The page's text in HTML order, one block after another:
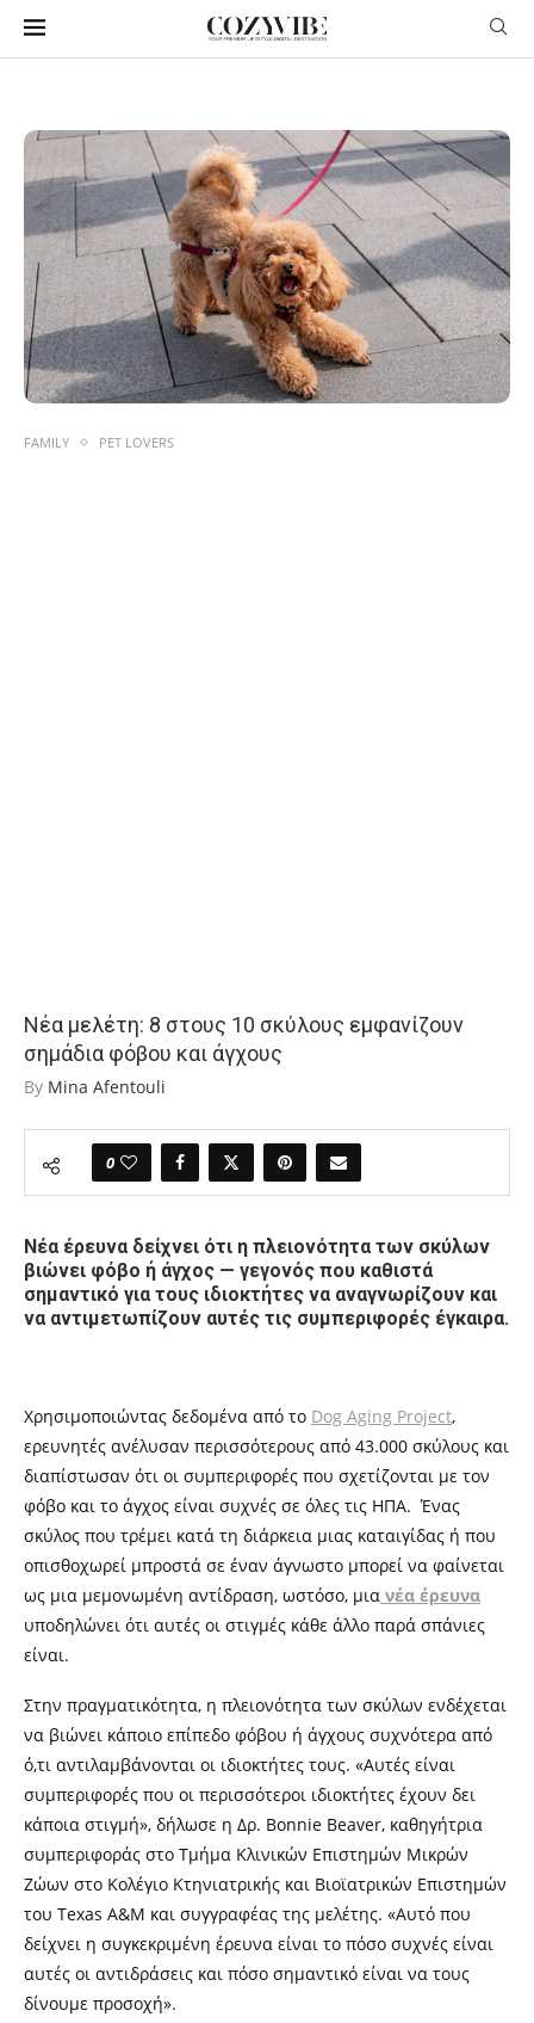
FAMILY PET LOVERS
Νέα μελέτη: 8 στους 10 σκύλους εμφανίζουν
σημάδια φόβου και άγχους
By Mina Afentouli
0
Νέα έρευνα δείχνει ότι η πλειονότητα των σκύλων
βιώνει φόβο ή άγχος — γεγονός που καθιστά
σημαντικό για τους ιδιοκτήτες να αναγνωρίζουν και
να αντιμετωπίζουν αυτές τις συμπεριφορές έγκαιρα.
Χρησιμοποιώντας δεδομένα από το Dog Aging Project,
ερευνητές ανέλυσαν περισσότερους από 43.000 σκύλους και
διαπίστωσαν ότι οι συμπεριφορές που σχετίζονται με τον
φόβο και το άγχος είναι συχνές σε όλες τις ΗΠΑ. Ένας
σκύλος που τρέμει κατά τη διάρκεια μιας καταιγίδας ή που
οπισθοχωρεί μπροστά σε έναν άγνωστο μπορεί να φαίνεται
ως μια μεμονωμένη αντίδραση, ωστόσο, μια νέα έρευνα
υποδηλώνει ότι αυτές οι στιγμές κάθε άλλο παρά σπάνιες
είναι.
Στην πραγματικότητα, η πλειονότητα των σκύλων ενδέχεται
να βιώνει κάποιο επίπεδο φόβου ή άγχους συχνότερα από
ό,τι αντιλαμβάνονται οι ιδιοκτήτες τους. «Αυτές είναι
συμπεριφορές που οι περισσότεροι ιδιοκτήτες έχουν δει
κάποια στιγμή», δήλωσε η Δρ. Bonnie Beaver, καθηγήτρια
συμπεριφοράς στο Τμήμα Κλινικών Επιστημών Μικρών
Ζώων στο Κολέγιο Κτηνιατρικής και Βιοϊατρικών Επιστημών
του Texas A&M και συγγραφέας της μελέτης. «Αυτό που
δείχνει η συγκεκριμένη έρευνα είναι το πόσο συχνές είναι
αυτές οι αντιδράσεις και πόσο σημαντικό είναι να τους
δίνουμε προσοχή».